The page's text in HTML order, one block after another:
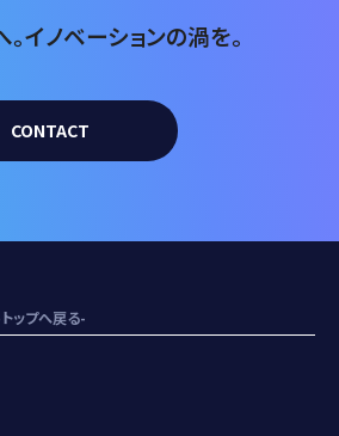
イノベーションの渦を。
CONTACT
ップへ戻る-